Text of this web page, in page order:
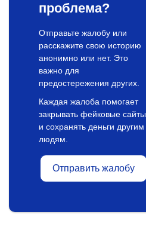
проблема?
Отправьте жалобу или
расскажите свою историю
анонимно или нет. Это
важно для
предостережения других.
Каждая жалоба помогает
закрывать фейковые сайты
и сохранять деньги другим
людям.
Отправить жалобу